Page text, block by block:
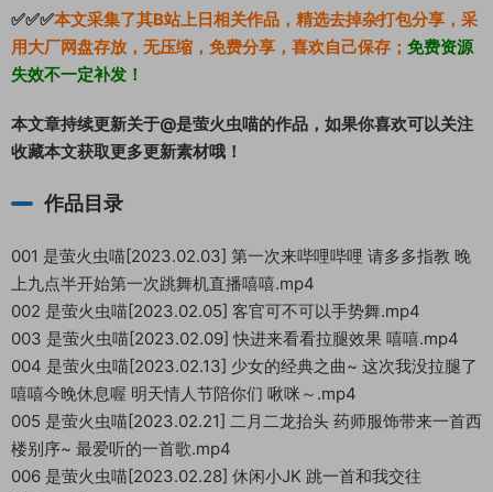
✅✅✅本文采集了其B站上日相关作品，精选去掉杂打包分享，采
用大厂网盘存放，无压缩，免费分享，喜欢自己保存； 免费资源
失效不一定补发！
本文章持续更新关于@是萤火虫喵的作品，如果你喜欢可以关注
收藏本文获取更多更新素材哦！
作品目录
001 是萤火虫喵[2023.02.03] 第一次来哔哩哔哩 请多多指教 晚
上九点半开始第一次跳舞机直播嘻嘻.mp4
002 是萤火虫喵[2023.02.05] 客官可不可以手势舞.mp4
003 是萤火虫喵[2023.02.09] 快进来看看拉腿效果 嘻嘻.mp4
004 是萤火虫喵[2023.02.13] 少女的经典之曲~ 这次我没拉腿了
嘻嘻今晚休息喔 明天情人节陪你们 啾咪～.mp4
005 是萤火虫喵[2023.02.21] 二月二龙抬头 药师服饰带来一首西
楼别序~ 最爱听的一首歌.mp4
006 是萤火虫喵[2023.02.28] 休闲小JK 跳一首和我交往